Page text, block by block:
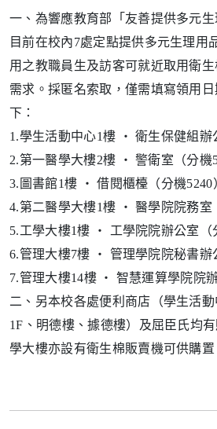
一、為響應教育部「友善提供多元
目前在校內7處定點提供多元生理用
用之教職員生及訪客可就近取用衛
需求。採匿名索取，僅需填寫領用
下：
1.學生活動中心1樓 ‧ 衛生保健組辦
2.第一醫學大樓2樓 ‧ 警衛室（分機
3.圖書館1樓 ‧ 借閱櫃檯（分機5240
4.第二醫學大樓1樓 ‧ 醫學院院務室
5.工學大樓1樓 ‧ 工學院院辦公室（
6.管理大樓7樓 ‧ 管理學院院秘書辦
7.管理大樓14樓 ‧ 智慧運算學院院辦
二、另本校各處便利商店（學生活
1F、明德樓、據德樓）及屈臣氏均
學大樓亦設有衛生棉販賣機可供購置